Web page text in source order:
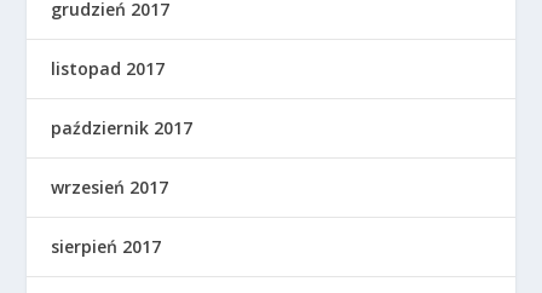
grudzień 2017
listopad 2017
październik 2017
wrzesień 2017
sierpień 2017